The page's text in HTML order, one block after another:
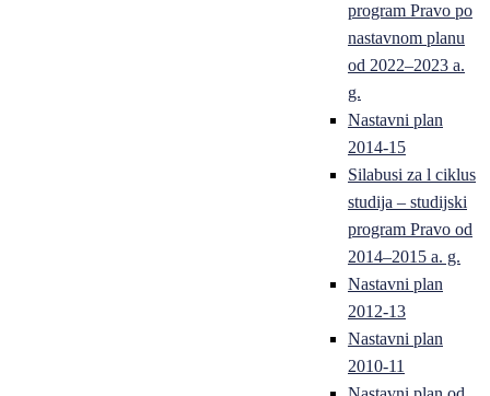
program Pravo po
nastavnom planu
od 2022–2023 a.
g.
Nastavni plan
2014-15
Silabusi za l ciklus
studija – studijski
program Pravo od
2014–2015 a. g.
Nastavni plan
2012-13
Nastavni plan
2010-11